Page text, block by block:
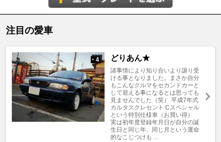
注目の愛車
+ 4 どりあん★
諸事情により知り合いより譲り受
ける事となりました。まさか自分
もこんなクルマをセカンドカーと
して迎える事になるとは思っても
見ませんでした（笑） 平成7年式
カルタスクレセント Cスペシャル
という特別仕様車（お買い得）
実は初年度登録年月日が自分の誕
生日と同じ年、同じ月という運命
的なこじつけも ...